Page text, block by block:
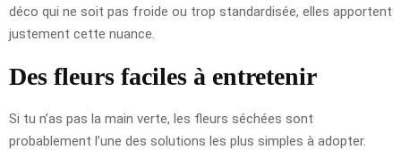
déco qui ne soit pas froide ou trop standardisée, elles apportent
justement cette nuance.
Des fleurs faciles à entretenir
Si tu n’as pas la main verte, les fleurs séchées sont
probablement l’une des solutions les plus simples à adopter.